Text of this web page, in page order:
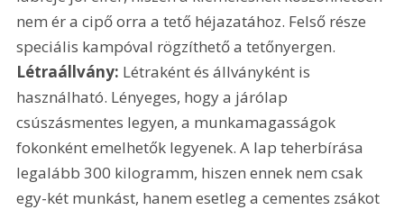
nem ér a cipő orra a tető héjazatához. Felső része
speciális kampóval rögzíthető a tetőnyergen.
Létraállvány: Létraként és állványként is
használható. Lényeges, hogy a járólap
csúszásmentes legyen, a munkamagasságok
fokonként emelhetők legyenek. A lap teherbírása
legalább 300 kilogramm, hiszen ennek nem csak
egy-két munkást, hanem esetleg a cementes zsákot